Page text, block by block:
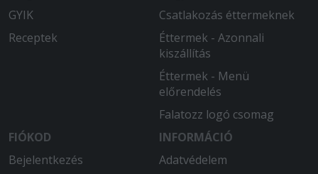
GYIK
Receptek
Csatlakozás éttermeknek
Éttermek - Azonnali
kiszállítás
Éttermek - Menü
előrendelés
Falatozz logó csomag
FIÓKOD
Bejelentkezés
INFORMÁCIÓ
Adatvédelem